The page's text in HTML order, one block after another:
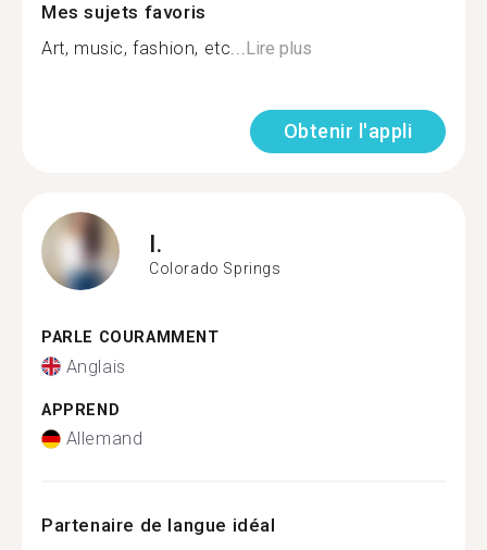
Mes sujets favoris
Art, music, fashion, etc...Lire plus
Obtenir l'appli
I.
Colorado Springs
PARLE COURAMMENT
Anglais
APPREND
Allemand
Partenaire de langue idéal